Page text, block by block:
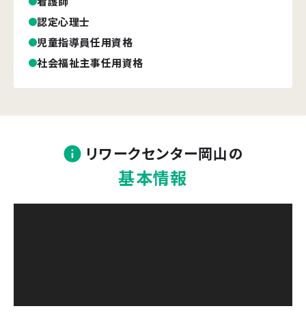
認定心理士
児童指導員任用資格
社会福祉主事任用資格
リワークセンター岡山の
基本情報